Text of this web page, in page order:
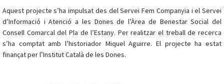
Aquest projecte s’ha impulsat des del Servei Fem Companyia i el Servei
d’Informació i Atenció a les Dones de l’Àrea de Benestar Social del
Consell Comarcal del Pla de l’Estany. Per realitzar el treball de recerca
s’ha comptat amb l’historiador Miquel Aguirre. El projecte ha estat
finançat per l’Institut Català de les Dones.